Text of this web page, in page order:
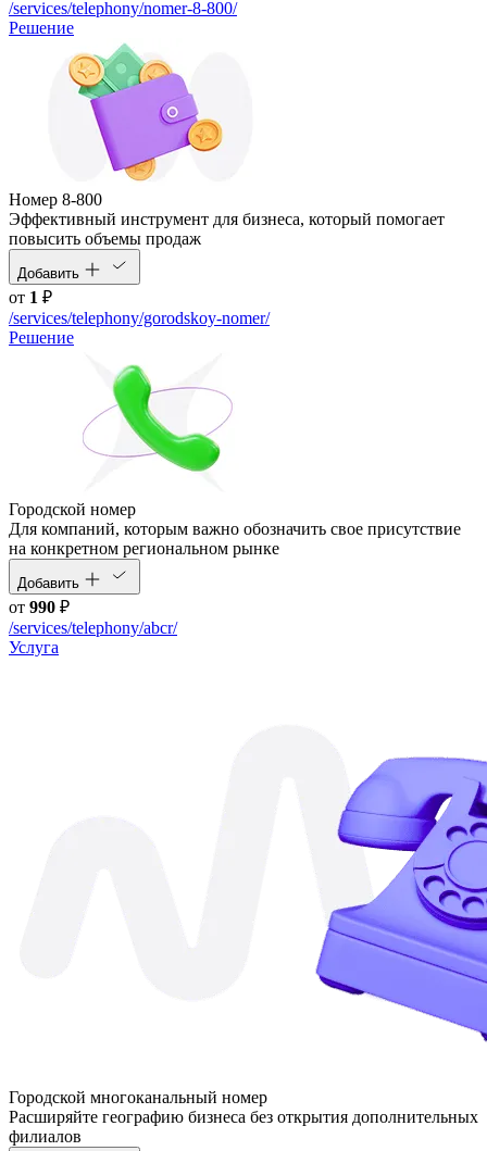
/services/telephony/nomer-8-800/
Решение
Номер 8-800
Эффективный инструмент для бизнеса, который помогает
повысить объемы продаж
Добавить
от 1 ₽
/services/telephony/gorodskoy-nomer/
Решение
Городской номер
Для компаний, которым важно обозначить свое присутствие
на конкретном региональном рынке
Добавить
от 990 ₽
/services/telephony/abcr/
Услуга
Городской многоканальный номер
Расширяйте географию бизнеса без открытия дополнительных
филиалов